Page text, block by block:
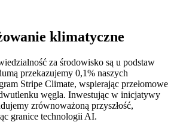
klimatyczne
za środowisko są u podstaw
przekazujemy 0,1% naszych
Stripe Climate, wspierając przełomowe
węgla. Inwestując w inicjatywy
zrównoważoną przyszłość,
granice technologii AI.